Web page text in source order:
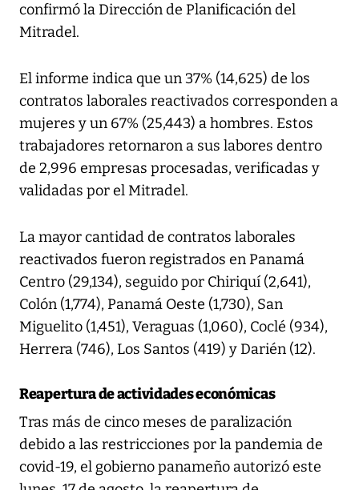
confirmó la Dirección de Planificación del
Mitradel.
El informe indica que un 37% (14,625) de los
contratos laborales reactivados corresponden a
mujeres y un 67% (25,443) a hombres. Estos
trabajadores retornaron a sus labores dentro
de 2,996 empresas procesadas, verificadas y
validadas por el Mitradel.
La mayor cantidad de contratos laborales
reactivados fueron registrados en Panamá
Centro (29,134), seguido por Chiriquí (2,641),
Colón (1,774), Panamá Oeste (1,730), San
Miguelito (1,451), Veraguas (1,060), Coclé (934),
Herrera (746), Los Santos (419) y Darién (12).
Reapertura de actividades económicas
Tras más de cinco meses de paralización
debido a las restricciones por la pandemia de
covid-19, el gobierno panameño autorizó este